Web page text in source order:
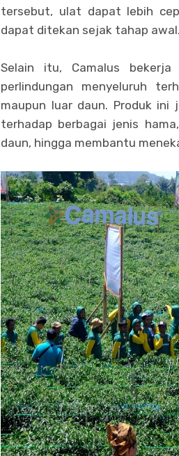
tersebut, ulat dapat lebih
dapat ditekan sejak tahap awal.
Selain itu, Camalus bekerja
perlindungan menyeluruh
maupun luar daun. Produk ini
terhadap berbagai jenis
daun, hingga membantu